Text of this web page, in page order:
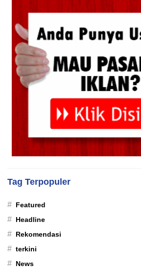
Tag Terpopuler
# Featured
# Headline
# Rekomendasi
# terkini
# News